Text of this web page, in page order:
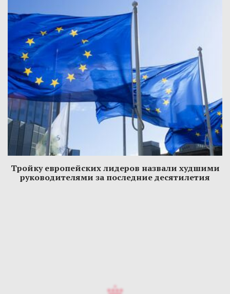
Тройку европейских лидеров назвали худшими
руководителями за последние десятилетия